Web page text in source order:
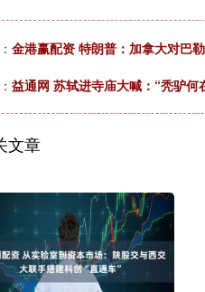
金港赢配资 特朗普：加拿大对巴
益通网 苏轼进寺庙大喊：“秃驴
文章